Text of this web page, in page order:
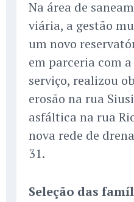
Na área de
viária, a gestão
um novo
em parceria com
serviço, realizou
erosão na rua
asfáltica na rua
nova rede de
31.
Seleção das